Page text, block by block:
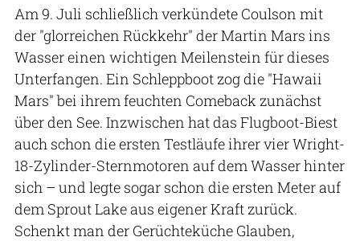
Am 9. Juli schließlich verkündete Coulson mit
der "glorreichen Rückkehr" der Martin Mars ins
Wasser einen wichtigen Meilenstein für dieses
Unterfangen. Ein Schleppboot zog die "Hawaii
Mars" bei ihrem feuchten Comeback zunächst
über den See. Inzwischen hat das Flugboot-Biest
auch schon die ersten Testläufe ihrer vier Wright-
18-Zylinder-Sternmotoren auf dem Wasser hinter
sich – und legte sogar schon die ersten Meter auf
dem Sprout Lake aus eigener Kraft zurück.
Schenkt man der Gerüchteküche Glauben,